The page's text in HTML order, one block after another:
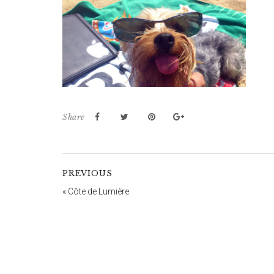
Share
PREVIOUS
« Côte de Lumière